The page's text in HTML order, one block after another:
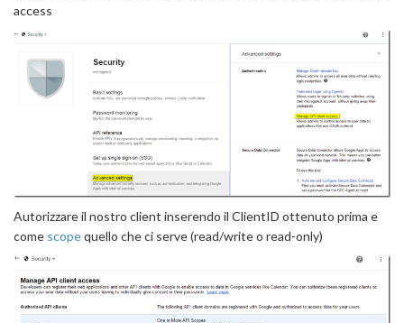
access
Autorizzare il nostro client inserendo il ClientID ottenuto prima e
come scopequello che ci serve (read/write o read-only)